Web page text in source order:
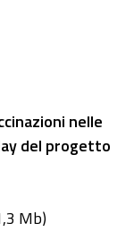
nelle
del progetto
Mb)